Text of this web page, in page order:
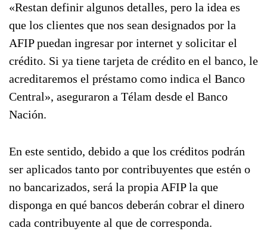
«Restan definir algunos detalles, pero la idea es
que los clientes que nos sean designados por la
AFIP puedan ingresar por internet y solicitar el
crédito. Si ya tiene tarjeta de crédito en el banco, le
acreditaremos el préstamo como indica el Banco
Central», aseguraron a Télam desde el Banco
Nación.
En este sentido, debido a que los créditos podrán
ser aplicados tanto por contribuyentes que estén o
no bancarizados, será la propia AFIP la que
disponga en qué bancos deberán cobrar el dinero
cada contribuyente al que de corresponda.